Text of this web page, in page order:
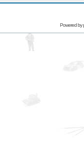
Powered by